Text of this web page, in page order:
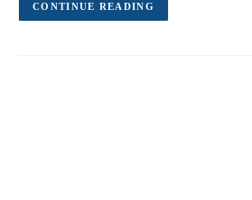
CONTINUE READING